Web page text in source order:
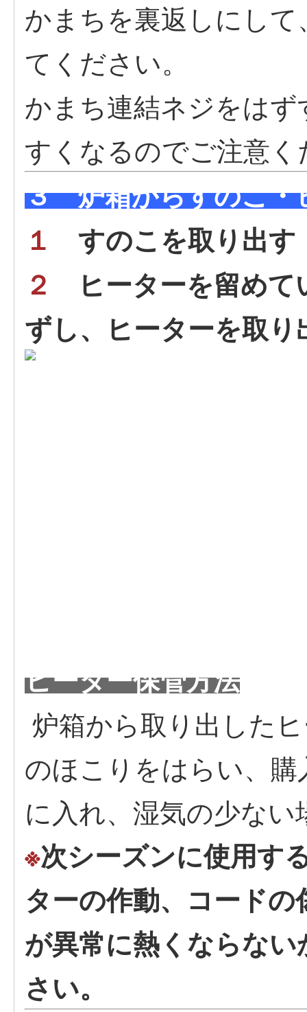
かまちを裏返しにし
てください。
かまち連結ネジをは
すくなるのでご注意
３ 炉箱からすのこ・
１
すのこを取り出す
２
ヒーターを留め
ずし、ヒーターを取り
ヒーター保管方法
炉箱から取り出した
のほこりをはらい、
に入れ、湿気の少な
※次シーズンに使用す
ターの作動、コード
が異常に熱くならな
さい。